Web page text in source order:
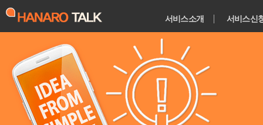
서비스소개 서비스신